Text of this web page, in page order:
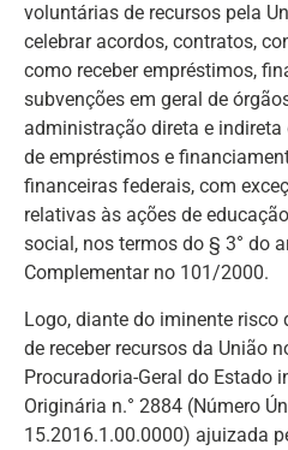
voluntárias de recursos pela
celebrar acordos, contratos,
como receber empréstimos,
subvenções em geral de
administração direta e
de empréstimos e
financeiras federais, com
relativas às ações de
social, nos termos do § 3° do
Complementar no 101/2000.
Logo, diante do iminente risco
de receber recursos da União
Procuradoria-Geral do Estado
Originária n.° 2884 (Número
15.2016.1.00.0000) ajuizada